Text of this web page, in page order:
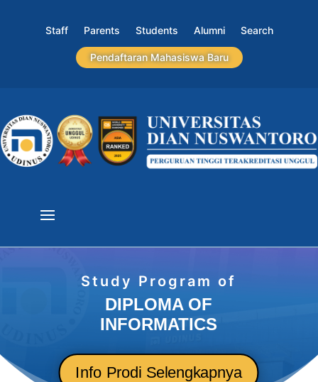
Staff Parents Students Alumni Search
Pendaftaran Mahasiswa Baru
Study Program of
DIPLOMA OF
INFORMATICS
Info Prodi Selengkapnya